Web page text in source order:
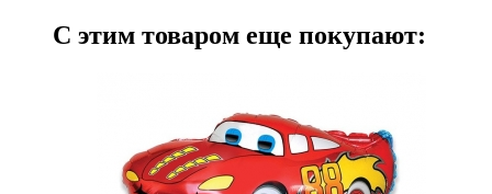
С этим товаром еще покупают: